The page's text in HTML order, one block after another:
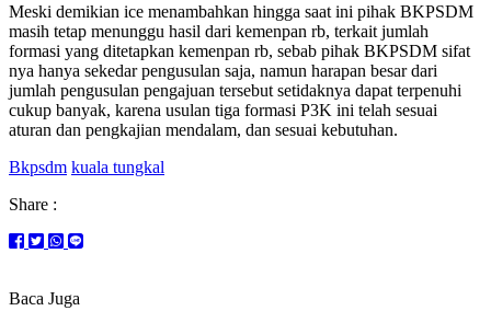
Meski demikian ice menambahkan hingga saat ini pihak BKPSDM
masih tetap menunggu hasil dari kemenpan rb, terkait jumlah
formasi yang ditetapkan kemenpan rb, sebab pihak BKPSDM sifat
nya hanya sekedar pengusulan saja, namun harapan besar dari
jumlah pengusulan pengajuan tersebut setidaknya dapat terpenuhi
cukup banyak, karena usulan tiga formasi P3K ini telah sesuai
aturan dan pengkajian mendalam, dan sesuai kebutuhan.
Bkpsdm kuala tungkal
Share :
Baca Juga